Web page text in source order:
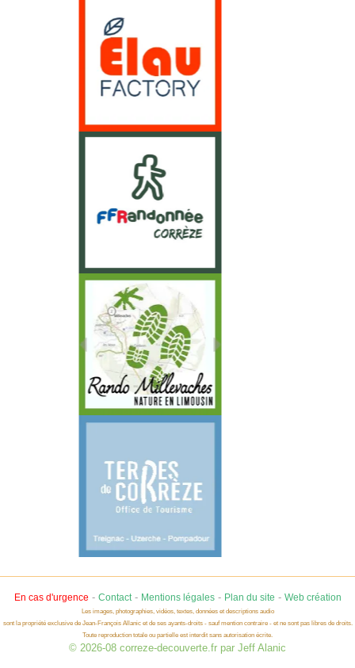
En cas d'urgence - Contact- Mentions légales- Plan du site - Web création
Les images, photographies, vidéos, textes, données et descriptions audio
sont la propriété exclusive de Jean-François Allanic et de ses ayants-droits - sauf mention contraire - et ne sont pas libres de droits.
Toute reproduction totale ou partielle est interdit sans autorisation écrite.
© 2026-08 correze-decouverte.fr par Jeff Alanic